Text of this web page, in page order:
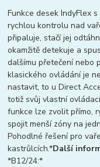
Funkce desek IndyFlex
rychlou kontrolu nad
připaluje, stačí jej
okamžitě detekuje a
dalšímu přetečení nebo
klasického ovládání je
nastavit, to u Direct
totiž svůj vlastní
funkce lze zvolit přímo,
spojit menší zóny na
Pohodlné řešení pro
kastrůlcích.*Další
*B12/24:*